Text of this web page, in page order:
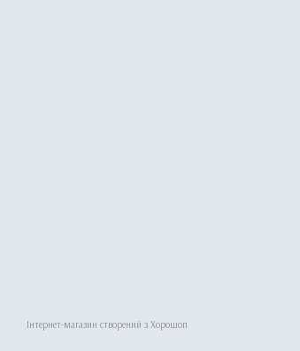
Інтернет-магазин створений з Хорошоп